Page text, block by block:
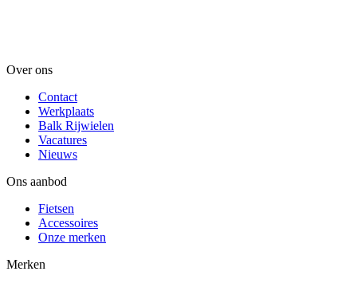
Over ons
Contact
Werkplaats
Balk Rijwielen
Vacatures
Nieuws
Ons aanbod
Fietsen
Accessoires
Onze merken
Merken